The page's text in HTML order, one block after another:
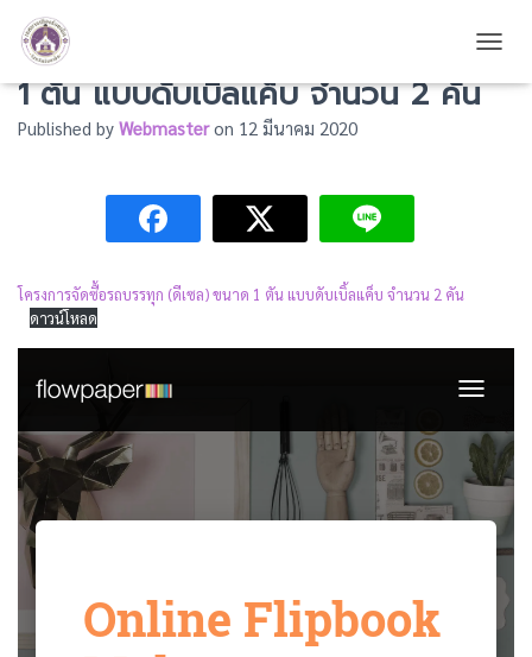
โครงการจัดซื้อรถบรรทุก (ดีเซล) ขนาด
1 ตัน แบบดับเบิ้ลแค็บ จำนวน 2 คัน
Published by Webmasteron 12 มีนาคม 2020
โครงการจัดซื้อรถบรรทุก (ดีเซล) ขนาด 1 ตัน แบบดับเบิ้ลแค็บ จำนวน 2 คัน
ดาวน์โหลด